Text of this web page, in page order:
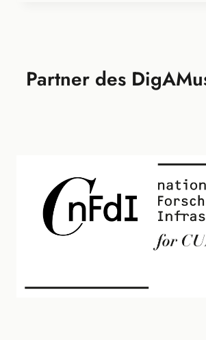
Partner des